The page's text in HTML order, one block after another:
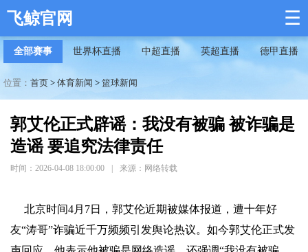
飞鲸官网 ☰
全部赛事 世界杯直播 中超直播 英超直播 德甲直播
位置： 首页 > 体育新闻 > 篮球新闻
郭艾伦正式辟谣：我没有被骗 被诈骗是
造谣 要追究法律责任
时间：2026-04-08 18:00:00 来源：网络转载
北京时间4月7日，郭艾伦近期被媒体报道，遭十年好
友“涛哥”诈骗近千万频频引发舆论热议。如今郭艾伦正式发